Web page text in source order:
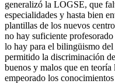
generalizó la LOGSE, que
especialidades y hasta bien
plantillas de los nuevos
no hay suficiente
lo hay para el bilingüismo del
permitido la discriminación
buenos y malos que en
empeorado los